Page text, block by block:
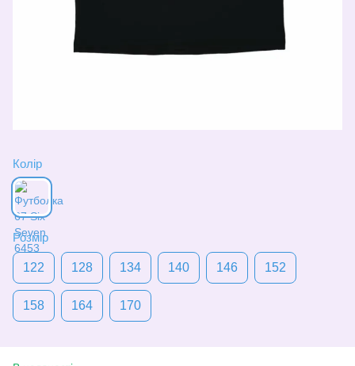
Колір
Розмір
122 128 134 140 146 152
158 164 170